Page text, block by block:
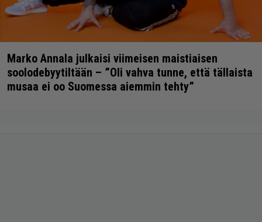
Marko Annala julkaisi viimeisen maistiaisen
soolodebyytiltään – ”Oli vahva tunne, että tällaista
musaa ei oo Suomessa aiemmin tehty”